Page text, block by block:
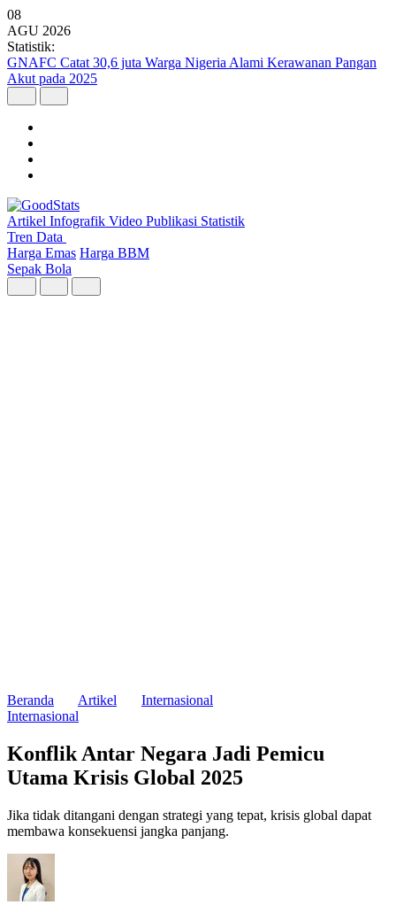
08
AGU 2026
Statistik:
Kunjungan Wisatawan Mancanegara Tembus 7 Juta per Semester I
2026
Artikel Infografik Video Publikasi Statistik
Tren Data
Harga Emas Harga BBM
Sepak Bola
Beranda Artikel
Internasional
Internasional
Konflik Antar Negara Jadi Pemicu
Utama Krisis Global 2025
Jika tidak ditangani dengan strategi yang tepat, krisis global dapat
membawa konsekuensi jangka panjang.